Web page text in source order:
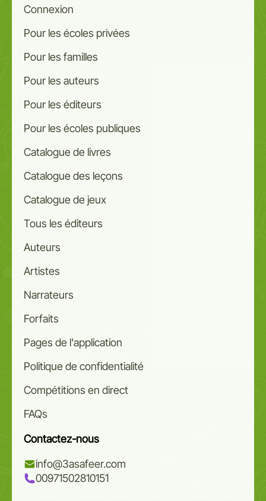
Connexion
Pour les écoles privées
Pour les familles
Pour les auteurs
Pour les éditeurs
Pour les écoles publiques
Catalogue de livres
Catalogue des leçons
Catalogue de jeux
Tous les éditeurs
Auteurs
Artistes
Narrateurs
Forfaits
Pages de l'application
Politique de confidentialité
Compétitions en direct
FAQs
Contactez-nous
info@3asafeer.com
00971502810151